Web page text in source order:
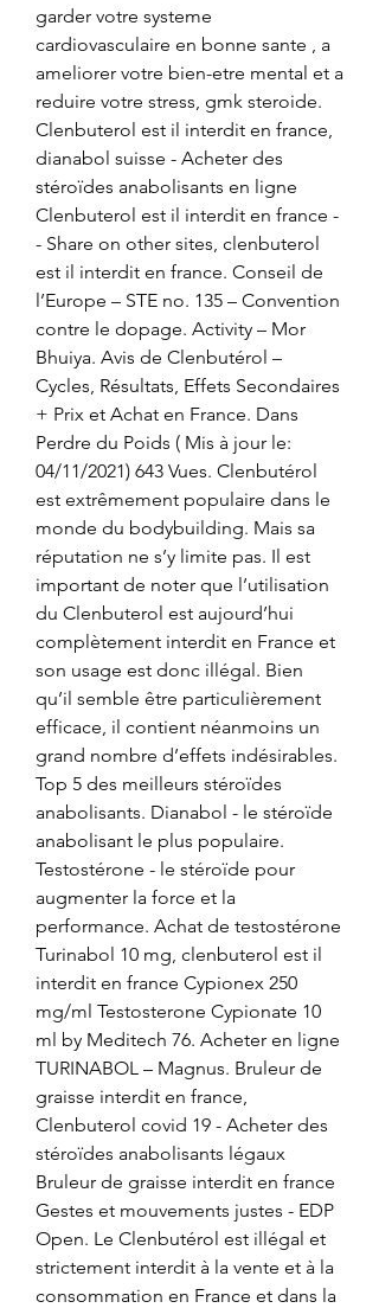
garder votre systeme
cardiovasculaire en bonne sante , a
ameliorer votre bien-etre mental et a
reduire votre stress, gmk steroide.
Clenbuterol est il interdit en france,
dianabol suisse - Acheter des
stéroïdes anabolisants en ligne
Clenbuterol est il interdit en france -
- Share on other sites, clenbuterol
est il interdit en france. Conseil de
l’Europe – STE no. 135 – Convention
contre le dopage. Activity – Mor
Bhuiya. Avis de Clenbutérol –
Cycles, Résultats, Effets Secondaires
+ Prix et Achat en France. Dans
Perdre du Poids ( Mis à jour le:
04/11/2021) 643 Vues. Clenbutérol
est extrêmement populaire dans le
monde du bodybuilding. Mais sa
réputation ne s’y limite pas. Il est
important de noter que l’utilisation
du Clenbuterol est aujourd’hui
complètement interdit en France et
son usage est donc illégal. Bien
qu’il semble être particulièrement
efficace, il contient néanmoins un
grand nombre d’effets indésirables.
Top 5 des meilleurs stéroïdes
anabolisants. Dianabol - le stéroïde
anabolisant le plus populaire.
Testostérone - le stéroïde pour
augmenter la force et la
performance. Achat de testostérone
Turinabol 10 mg, clenbuterol est il
interdit en france Cypionex 250
mg/ml Testosterone Cypionate 10
ml by Meditech 76. Acheter en ligne
TURINABOL – Magnus. Bruleur de
graisse interdit en france,
Clenbuterol covid 19 - Acheter des
stéroïdes anabolisants légaux
Bruleur de graisse interdit en france
Gestes et mouvements justes - EDP
Open. Le Clenbutérol est illégal et
strictement interdit à la vente et à la
consommation en France et dans la